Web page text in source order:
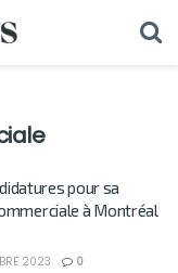
pour sa
à Montréal
2023 0